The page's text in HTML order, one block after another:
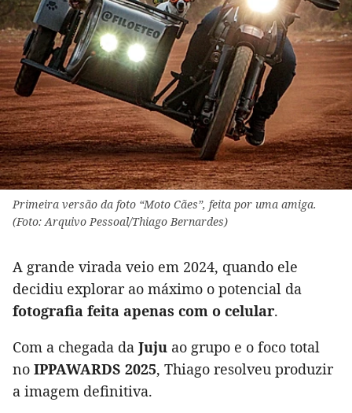
Primeira versão da foto “Moto Cães”, feita por uma amiga.
(Foto: Arquivo Pessoal/Thiago Bernardes)
A grande virada veio em 2024, quando ele
decidiu explorar ao máximo o potencial da
fotografia feita apenas com o celular.
Com a chegada da Juju ao grupo e o foco total
no IPPAWARDS 2025, Thiago resolveu produzir
a imagem definitiva.